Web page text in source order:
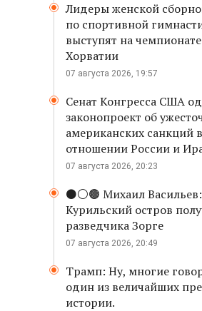
Лидеры женской
по спортивной
выступят на
Хорватии
07 августа 2026, 19:57
Сенат Конгресса США
законопроект об
американских санкций в
отношении России и
07 августа 2026, 20:23
⚫️⚪️🟤 Михаил Васильев:
Курильский остров
разведчика Зорге
07 августа 2026, 20:49
Трамп: Ну, многие
один из величайших
истории.